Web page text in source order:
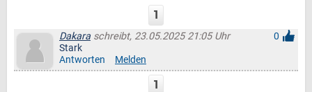
1
Dakara schreibt, 23.05.2025 21:05 Uhr
0
Stark
Antworten
Melden
1